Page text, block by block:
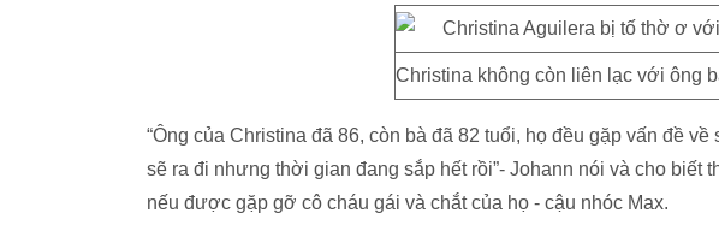
Christina không còn liên lạc với ông
“Ông của Christina đã 86, còn bà đã 82 tuổi, họ đều gặp vấn đề
sẽ ra đi nhưng thời gian đang sắp hết rồi”- Johann nói và cho biết
nếu được gặp gỡ cô cháu gái và chắt của họ - cậu nhóc Max.